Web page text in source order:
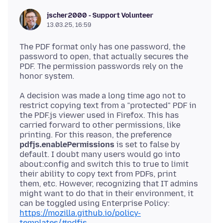
jscher2000 - Support Volunteer
13.03.25, 16:59
The PDF format only has one password, the
password to open, that actually secures the
PDF. The permission passwords rely on the
A decision was made a long time ago not to
restrict copying text from a "protected" PDF in
the PDF.js viewer used in Firefox. This has
carried forward to other permissions, like
printing. For this reason, the preference
pdfjs.enablePermissions is set to false by
default. I doubt many users would go into
about:config and switch this to true to limit
their ability to copy text from PDFs, print
them, etc. However, recognizing that IT admins
might want to do that in their environment, it
can be toggled using Enterprise Policy:
https://mozilla.github.io/policy-